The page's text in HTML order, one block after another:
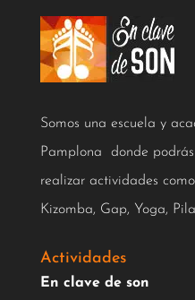
Somos una escuela y
Pamplona donde
realizar actividades
Kizomba, Gap, Yoga,
Actividades
En clave de son